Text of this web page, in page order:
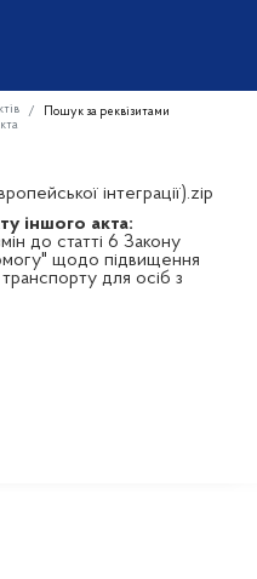
Пошук за реквізитами
інтеграції).zip
іншого акта:
до статті 6 Закону
щодо підвищення
для осіб з